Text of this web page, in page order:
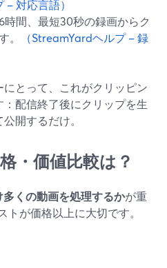
– 対応言語）
時間、最短30秒の録画からク
。
（StreamYardヘルプ – 録
とって、これがクリッピン
配信終了後にクリップを生
開するだけ。
・価値比較は？
多くの動画を処理するかが重
トが価格以上に大切です。